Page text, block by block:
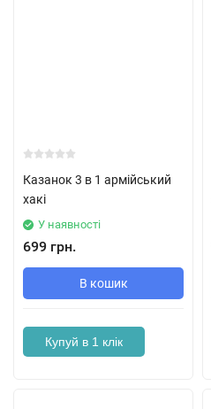
Казанок 3 в 1 армійський
хакі
У наявності
699 грн.
В кошик
Купуй в 1 клік